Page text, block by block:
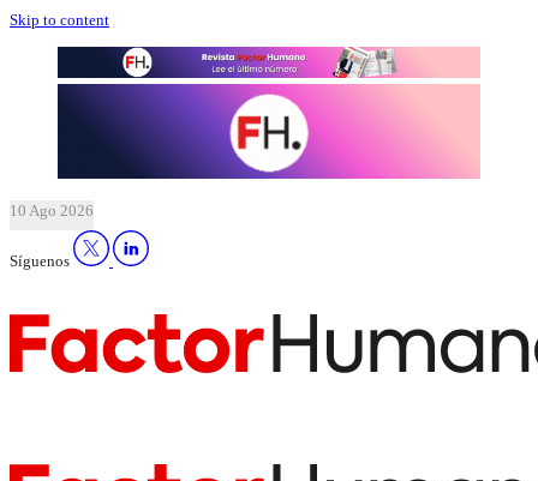
Skip to content
10 Ago 2026
Síguenos